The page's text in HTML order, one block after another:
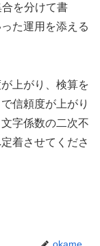
を分けて書
た運用を添える
上がり、検算を
信頼度が上がり
字係数の二次不
着させてくださ
okame